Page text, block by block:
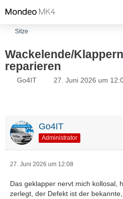
Sitze
Wackelende/
reparieren
Go4IT 27. Juni 2026 um
Go4IT
Administrator
27. Juni 2026 um 12:08
Das geklapper nervt mich kollosal,
zerlegt, der Defekt ist der